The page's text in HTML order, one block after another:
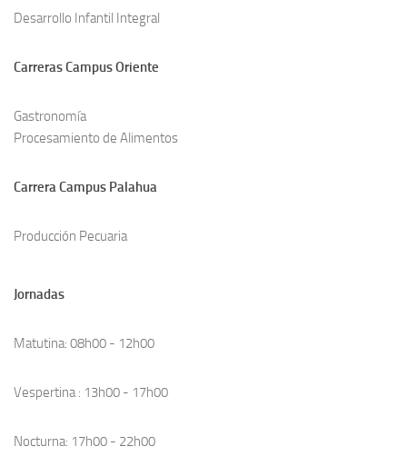
Desarrollo Infantil Integral
Carreras Campus Oriente
Gastronomía
Procesamiento de Alimentos
Carrera Campus Palahua
Producción Pecuaria
Jornadas
Matutina: 08h00 - 12h00
Vespertina : 13h00 - 17h00
Nocturna: 17h00 - 22h00